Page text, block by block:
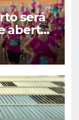
será
aberta